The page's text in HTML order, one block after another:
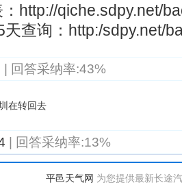
http://qiche.sdpy.net/
查询：http:/sdpy.net/
| 回答采纳率:43%
在转回去
| 回答采纳率:13%
平邑天气网 为您提供最新长途